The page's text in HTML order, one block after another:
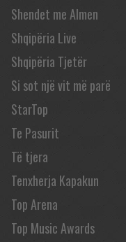
Shendet me Almen
Shqipëria Live
Shqipëria Tjetër
Si sot një vit më parë
StarTop
Te Pasurit
Të tjera
Tenxherja Kapakun
Top Arena
Top Music Awards